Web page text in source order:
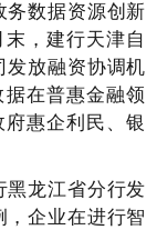
务数据资源创新
，建行天津自
发放融资协调机
在普惠金融领
惠企利民、银
龙江省分行发
企业在进行智